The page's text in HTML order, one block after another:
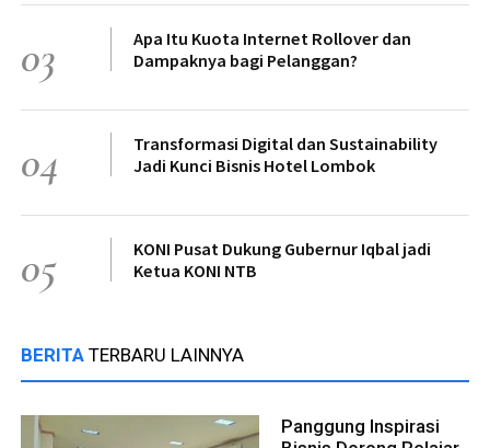
03
Apa Itu Kuota Internet Rollover dan
Dampaknya bagi Pelanggan?
04
Transformasi Digital dan Sustainability
Jadi Kunci Bisnis Hotel Lombok
05
KONI Pusat Dukung Gubernur Iqbal jadi
Ketua KONI NTB
BERITA TERBARU LAINNYA
Panggung Inspirasi